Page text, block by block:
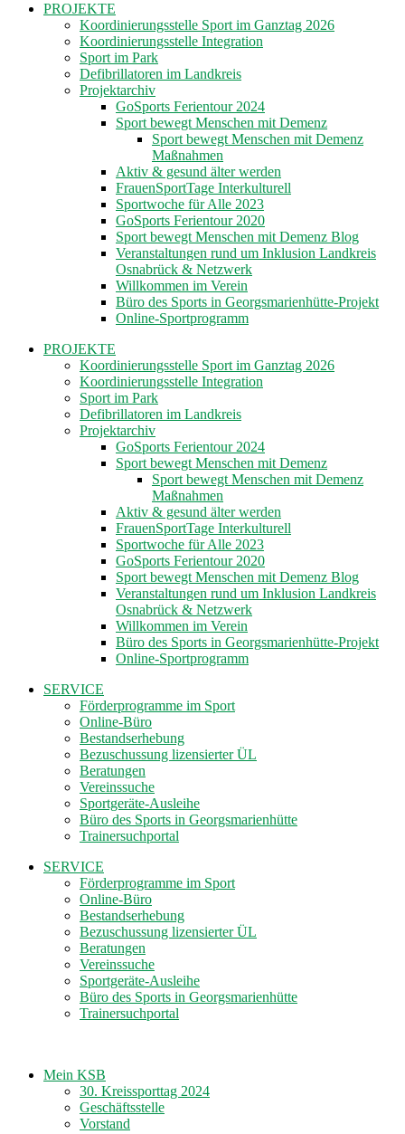
PROJEKTE
Koordinierungsstelle Sport im Ganztag 2026
Koordinierungsstelle Integration
Sport im Park
Defibrillatoren im Landkreis
Projektarchiv
GoSports Ferientour 2024
Sport bewegt Menschen mit Demenz
Sport bewegt Menschen mit Demenz
Maßnahmen
Aktiv & gesund älter werden
FrauenSportTage Interkulturell
Sportwoche für Alle 2023
GoSports Ferientour 2020
Sport bewegt Menschen mit Demenz Blog
Veranstaltungen rund um Inklusion Landkreis
Osnabrück & Netzwerk
Willkommen im Verein
Büro des Sports in Georgsmarienhütte-Projekt
Online-Sportprogramm
PROJEKTE
Koordinierungsstelle Sport im Ganztag 2026
Koordinierungsstelle Integration
Sport im Park
Defibrillatoren im Landkreis
Projektarchiv
GoSports Ferientour 2024
Sport bewegt Menschen mit Demenz
Sport bewegt Menschen mit Demenz
Maßnahmen
Aktiv & gesund älter werden
FrauenSportTage Interkulturell
Sportwoche für Alle 2023
GoSports Ferientour 2020
Sport bewegt Menschen mit Demenz Blog
Veranstaltungen rund um Inklusion Landkreis
Osnabrück & Netzwerk
Willkommen im Verein
Büro des Sports in Georgsmarienhütte-Projekt
Online-Sportprogramm
SERVICE
Förderprogramme im Sport
Online-Büro
Bestandserhebung
Bezuschussung lizensierter ÜL
Beratungen
Vereinssuche
Sportgeräte-Ausleihe
Büro des Sports in Georgsmarienhütte
Trainersuchportal
SERVICE
Förderprogramme im Sport
Online-Büro
Bestandserhebung
Bezuschussung lizensierter ÜL
Beratungen
Vereinssuche
Sportgeräte-Ausleihe
Büro des Sports in Georgsmarienhütte
Trainersuchportal
Mein KSB
30. Kreissporttag 2024
Geschäftsstelle
Vorstand